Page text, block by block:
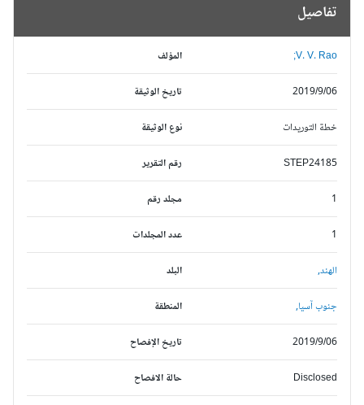
تفاصيل
المؤلف V. V. Rao;
تاريخ الوثيقة 2019/9/06
نوع الوثيقة خطة التوريدات
رقم التقرير STEP24185
مجلد رقم
عدد المجلدات
البلد الهند,
المنطقة جنوب آسيا,
تاريخ الإفصاح 2019/9/06
حالة الافصاح Disclosed